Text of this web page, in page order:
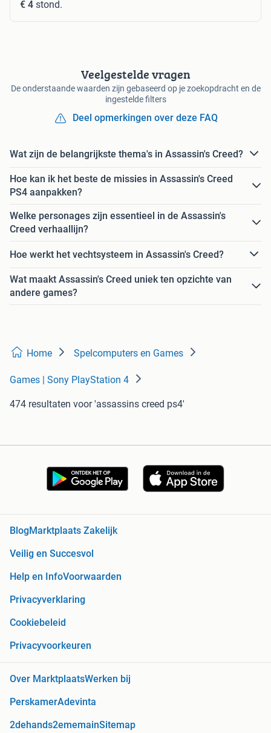
€ 4 stond.
Veelgestelde vragen
De onderstaande waarden zijn gebaseerd op je zoekopdracht en de
ingestelde filters
Deel opmerkingen over deze FAQ
Wat zijn de belangrijkste thema's in Assassin's Creed?
Hoe kan ik het beste de missies in Assassin's Creed
PS4 aanpakken?
Welke personages zijn essentieel in de Assassin's
Creed verhaallijn?
Hoe werkt het vechtsysteem in Assassin's Creed?
Wat maakt Assassin's Creed uniek ten opzichte van
andere games?
Home Spelcomputers en Games
Games | Sony PlayStation 4
474 resultaten voor 'assassins creed ps4'
Blog Marktplaats Zakelijk
Veilig en Succesvol
Help en InfoVoorwaarden
Privacyverklaring
Cookiebeleid
Privacyvoorkeuren
Over MarktplaatsWerken bij
PerskamerAdevinta
2dehands2ememainSitemap